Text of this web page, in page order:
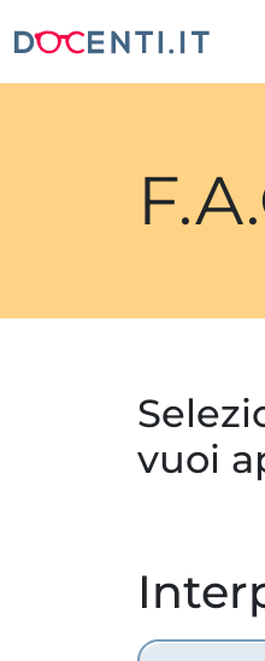
vuoi